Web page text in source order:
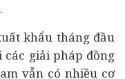
khẩu tháng đầu
các giải pháp đồng
vẫn có nhiều cơ